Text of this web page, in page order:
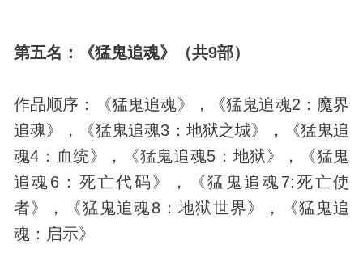
第五名：《猛鬼追魂》（共9部）
作品顺序：《猛鬼追魂》，《猛鬼追魂2：魔界
追魂》，《猛鬼追魂3：地狱之城》，《猛鬼追
魂4：血统》，《猛鬼追魂5：地狱》，《猛鬼
追魂6：死亡代码》，《猛鬼追魂7:死亡使
者》，《猛鬼追魂8：地狱世界》，《猛鬼追
魂：启示》